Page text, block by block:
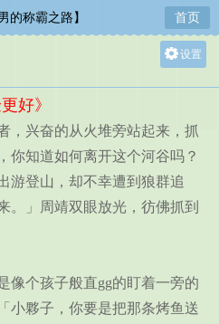
的称霸之路】 首页
设置
中
小
好》
兴奋的从火堆旁站起来，抓
你知道如何离开这个河谷吗？
游登山，却不幸遭到狼群追
。」周靖双眼放光，彷佛抓到
个孩子般直gg的盯着一旁的
小夥子，你要是把那条烤鱼送